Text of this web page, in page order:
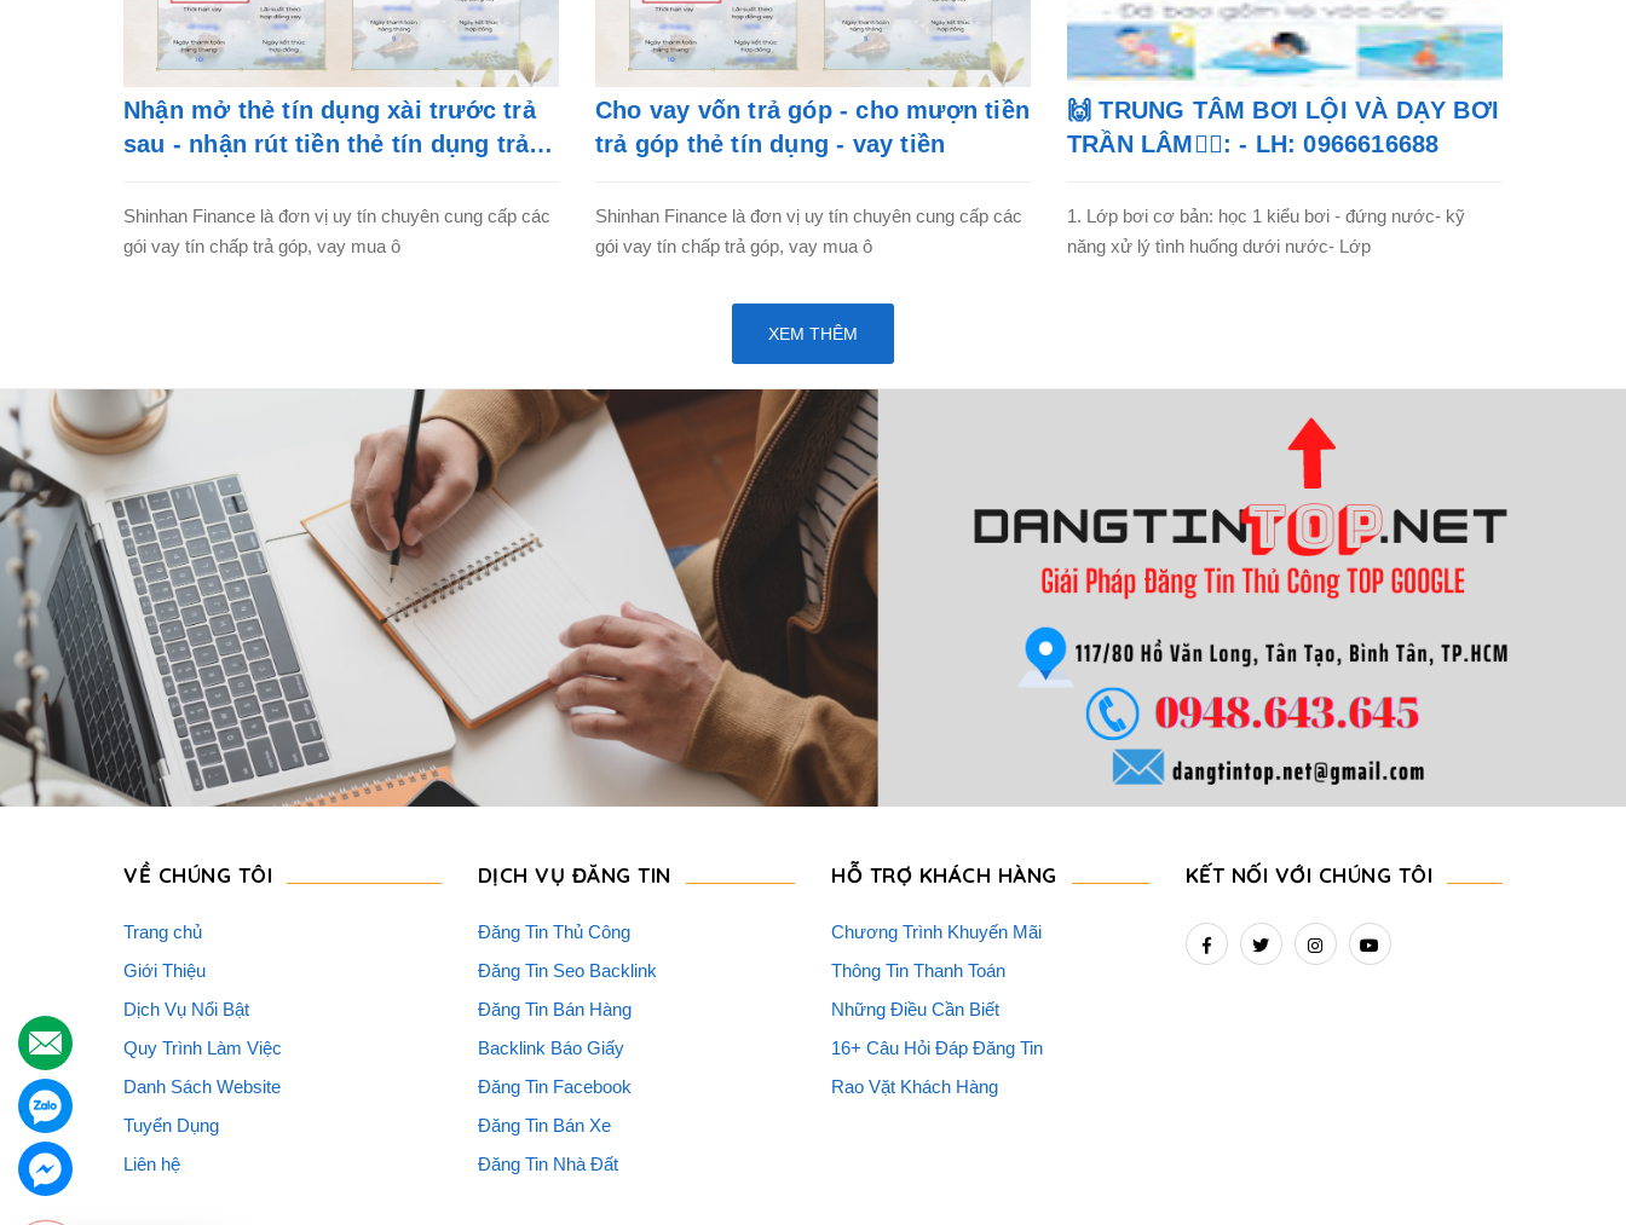
Nhận mở thẻ tín dụng xài trước trả
sau - nhận rút tiền thẻ tín dụng trả
Shinhan Finance là đơn vị uy tín chuyên cung cấp các
gói vay tín chấp trả góp, vay mua ô
Cho vay vốn trả góp - cho mượn tiền
trả góp thẻ tín dụng - vay tiền
Shinhan Finance là đơn vị uy tín chuyên cung cấp các
gói vay tín chấp trả góp, vay mua ô
🙌 TRUNG TÂM BƠI LỘI VÀ DẠY BƠI
TRẦN LÂM🏊‍♂️: - LH: 0966616688
1. Lớp bơi cơ bản: học 1 kiểu bơi - đứng nước- kỹ
năng xử lý tình huống dưới nước- Lớp
XEM THÊM
VỀ CHÚNG TÔI
Trang chủ
Giới Thiệu
Dịch Vụ Nổi Bật
Quy Trình Làm Việc
Danh Sách Website
Tuyển Dụng
Liên hệ
DỊCH VỤ ĐĂNG TIN
Đăng Tin Thủ Công
Đăng Tin Seo Backlink
Đăng Tin Bán Hàng
Backlink Báo Giấy
Đăng Tin Facebook
Đăng Tin Bán Xe
Đăng Tin Nhà Đất
HỖ TRỢ KHÁCH HÀNG
Chương Trình Khuyến Mãi
Thông Tin Thanh Toán
Những Điều Cần Biết
16+ Câu Hỏi Đáp Đăng Tin
Rao Vặt Khách Hàng
KẾT NỐI VỚI CHÚNG TÔI
.
.
.